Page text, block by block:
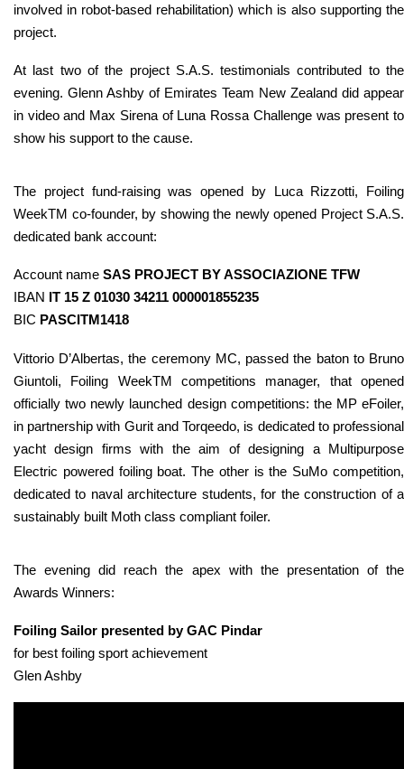
involved in robot-based rehabilitation) which is also supporting the
project.
At last two of the project S.A.S. testimonials contributed to the
evening. Glenn Ashby of Emirates Team New Zealand did appear
in video and Max Sirena of Luna Rossa Challenge was present to
show his support to the cause.
The project fund-raising was opened by Luca Rizzotti, Foiling
WeekTM co-founder, by showing the newly opened Project S.A.S.
dedicated bank account:
Account name SAS PROJECT BY ASSOCIAZIONE TFW
IBAN IT 15 Z 01030 34211 000001855235
BIC PASCITM1418
Vittorio D’Albertas, the ceremony MC, passed the baton to Bruno
Giuntoli, Foiling WeekTM competitions manager, that opened
officially two newly launched design competitions: the MP eFoiler,
in partnership with Gurit and Torqeedo, is dedicated to professional
yacht design firms with the aim of designing a Multipurpose
Electric powered foiling boat. The other is the SuMo competition,
dedicated to naval architecture students, for the construction of a
sustainably built Moth class compliant foiler.
The evening did reach the apex with the presentation of the
Awards Winners:
Foiling Sailor presented by GAC Pindar
for best foiling sport achievement
Glen Ashby